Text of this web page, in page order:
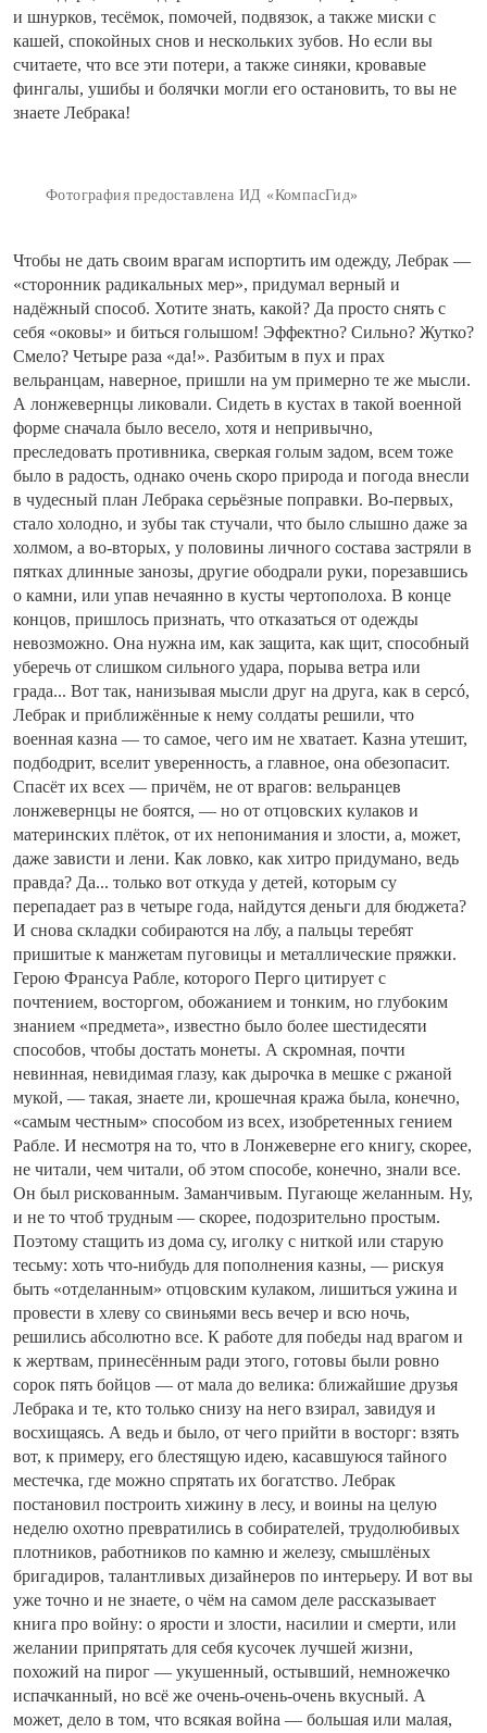
и шнурков, тесёмок, помочей, подвязок, а также миски с
кашей, спокойных снов и нескольких зубов. Но если вы
считаете, что все эти потери, а также синяки, кровавые
фингалы, ушибы и болячки могли его остановить, то вы не
знаете Лебрака!
Фотография предоставлена ИД «КомпасГид»
Чтобы не дать своим врагам испортить им одежду, Лебрак —
«сторонник радикальных мер», придумал верный и
надёжный способ. Хотите знать, какой? Да просто снять с
себя «оковы» и биться голышом! Эффектно? Сильно? Жутко?
Смело? Четыре раза «да!». Разбитым в пух и прах
вельранцам, наверное, пришли на ум примерно те же мысли.
А лонжевернцы ликовали. Сидеть в кустах в такой военной
форме сначала было весело, хотя и непривычно,
преследовать противника, сверкая голым задом, всем тоже
было в радость, однако очень скоро природа и погода внесли
в чудесный план Лебрака серьёзные поправки. Во-первых,
стало холодно, и зубы так стучали, что было слышно даже за
холмом, а во-вторых, у половины личного состава застряли в
пятках длинные занозы, другие ободрали руки, порезавшись
о камни, или упав нечаянно в кусты чертополоха. В конце
концов, пришлось признать, что отказаться от одежды
невозможно. Она нужна им, как защита, как щит, способный
уберечь от слишком сильного удара, порыва ветра или
града... Вот так, нанизывая мысли друг на друга, как в серсó,
Лебрак и приближённые к нему солдаты решили, что
военная казна — то самое, чего им не хватает. Казна утешит,
подбодрит, вселит уверенность, а главное, она обезопасит.
Спасёт их всех — причём, не от врагов: вельранцев
лонжевернцы не боятся, — но от отцовских кулаков и
материнских плёток, от их непонимания и злости, а, может,
даже зависти и лени. Как ловко, как хитро придумано, ведь
правда? Да... только вот откуда у детей, которым су
перепадает раз в четыре года, найдутся деньги для бюджета?
И снова складки собираются на лбу, а пальцы теребят
пришитые к манжетам пуговицы и металлические пряжки.
Герою Франсуа Рабле, которого Перго цитирует с
почтением, восторгом, обожанием и тонким, но глубоким
знанием «предмета», известно было более шестидесяти
способов, чтобы достать монеты. А скромная, почти
невинная, невидимая глазу, как дырочка в мешке с ржаной
мукой, — такая, знаете ли, крошечная кража была, конечно,
«самым честным» способом из всех, изобретенных гением
Рабле. И несмотря на то, что в Лонжеверне его книгу, скорее,
не читали, чем читали, об этом способе, конечно, знали все.
Он был рискованным. Заманчивым. Пугающе желанным. Ну,
и не то чтоб трудным — скорее, подозрительно простым.
Поэтому стащить из дома су, иголку с ниткой или старую
тесьму: хоть что-нибудь для пополнения казны, — рискуя
быть «отделанным» отцовским кулаком, лишиться ужина и
провести в хлеву со свиньями весь вечер и всю ночь,
решились абсолютно все. К работе для победы над врагом и
к жертвам, принесённым ради этого, готовы были ровно
сорок пять бойцов — от мала до велика: ближайшие друзья
Лебрака и те, кто только снизу на него взирал, завидуя и
восхищаясь. А ведь и было, от чего прийти в восторг: взять
вот, к примеру, его блестящую идею, касавшуюся тайного
местечка, где можно спрятать их богатство. Лебрак
постановил построить хижину в лесу, и воины на целую
неделю охотно превратились в собирателей, трудолюбивых
плотников, работников по камню и железу, смышлёных
бригадиров, талантливых дизайнеров по интерьеру. И вот вы
уже точно и не знаете, о чём на самом деле рассказывает
книга про войну: о ярости и злости, насилии и смерти, или
желании припрятать для себя кусочек лучшей жизни,
похожий на пирог — укушенный, остывший, немножечко
испачканный, но всё же очень-очень-очень вкусный. А
может, дело в том, что всякая война — большая или малая,